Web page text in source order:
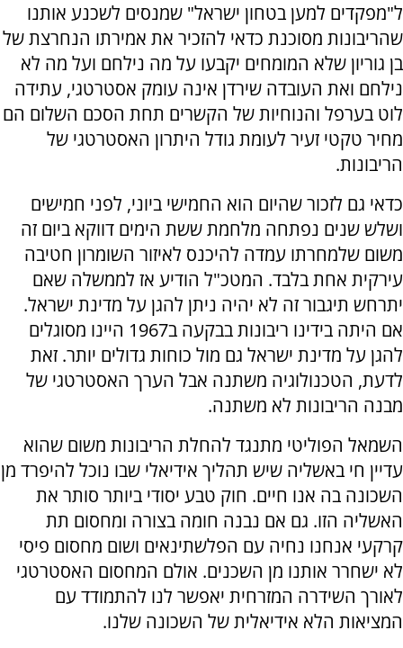
ל"מפקדים למען בטחון ישראל" שמנסים לשכנע אותנו
שהריבונות מסוכנת כדאי להזכיר את אמירתו הנחרצת של
בן גוריון שלא המומחים יקבעו על מה נילחם ועל מה לא
נילחם ואת העובדה שירדן אינה עומק אסטרטגי, עתידה
לוט בערפל והנוחיות של הקשרים תחת הסכם השלום הם
מחיר טקטי זעיר לעומת גודל היתרון האסטרטגי של
הריבונות.
כדאי גם לזכור שהיום הוא החמישי ביוני, לפני חמישים
ושלש שנים נפתחה מלחמת ששת הימים דווקא ביום זה
משום שלמחרתו עמדה להיכנס לאיזור השומרון חטיבה
עירקית אחת בלבד. המטכ"ל הודיע אז לממשלה שאם
יתרחש תיגבור זה לא יהיה ניתן להגן על מדינת ישראל.
אם היתה בידינו ריבונות בבקעה ב1967 היינו מסוגלים
להגן על מדינת ישראל גם מול כוחות גדולים יותר. זאת
לדעת, הטכנולוגיה משתנה אבל הערך האסטרטגי של
מבנה הריבונות לא משתנה.
השמאל הפוליטי מתנגד להחלת הריבונות משום שהוא
עדיין חי באשליה שיש תהליך אידיאלי שבו נוכל להיפרד מן
השכונה בה אנו חיים. חוק טבע יסודי ביותר סותר את
האשליה הזו. גם אם נבנה חומה בצורה ומחסום תת
קרקעי אנחנו נחיה עם הפלשתינאים ושום מחסום פיסי
לא ישחרר אותנו מן השכנים. אולם המחסום האסטרטגי
לאורך השידרה המזרחית יאפשר לנו להתמודד עם
המציאות הלא אידיאלית של השכונה שלנו.